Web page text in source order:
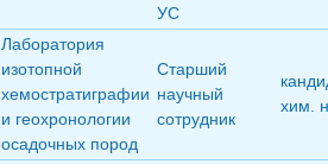
УС
Лаборатория
изотопной
хемостратиграфии
и геохронологии
осадочных пород
Старший
научный
сотрудник
хим.